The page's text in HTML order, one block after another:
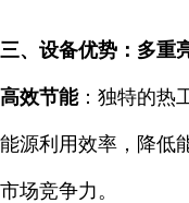
三、设备优势：多重
高效节能：独特的热
能源利用效率，降低
市场竞争力。